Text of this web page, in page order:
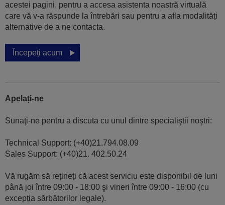
acestei pagini, pentru a accesa asistenta noastră virtuală
care vă v-a răspunde la întrebări sau pentru a afla modalități
alternative de a ne contacta.
Începeți acum
Apelați-ne
Sunaţi-ne pentru a discuta cu unul dintre specialiştii noştri:
Technical Support: (+40)21.794.08.09
Sales Support: (+40)21. 402.50.24
Vă rugăm să rețineți că acest serviciu este disponibil de luni
până joi între 09:00 - 18:00 şi vineri între 09:00 - 16:00 (cu
excepția sărbătorilor legale).